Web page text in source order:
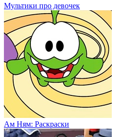
Мультики про девочек
Ам Ням: Раскраски